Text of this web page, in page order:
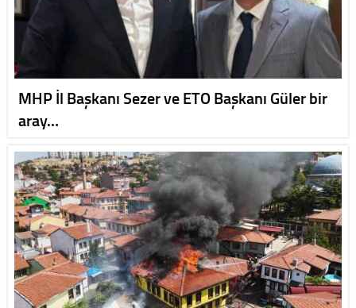
MHP İl Başkanı Sezer ve ETO Başkanı Güler bir
aray…